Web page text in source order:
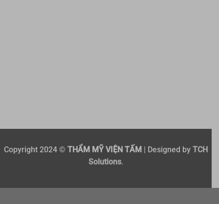
Copyright 2024 © THẨM MỸ VIỆN TẤM | Designed by TCH
Solutions.